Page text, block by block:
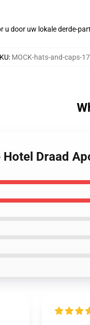
u door uw lokale derde-
: MOCK-hats-and-caps-
Draad